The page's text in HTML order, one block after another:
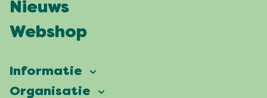
Nieuws
Webshop
Informatie
Vierdaagsefeesten
Organisatie